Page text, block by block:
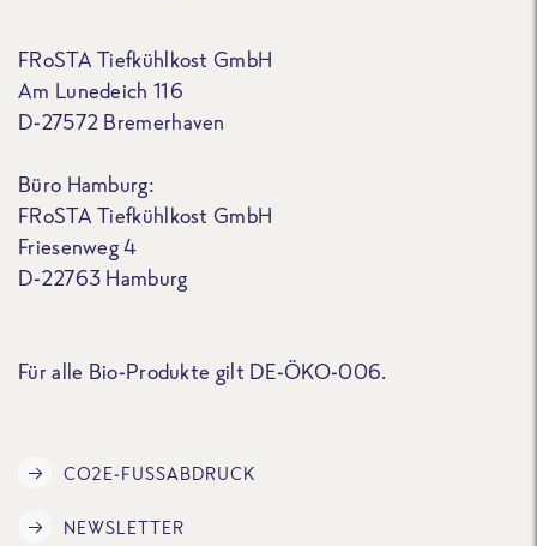
FRoSTA Tiefkühlkost GmbH
Am Lunedeich 116
D-27572 Bremerhaven
Büro Hamburg:
FRoSTA Tiefkühlkost GmbH
Friesenweg 4
D-22763 Hamburg
Für alle Bio-Produkte gilt DE-ÖKO-006.
CO2E-FUSSABDRUCK
NEWSLETTER